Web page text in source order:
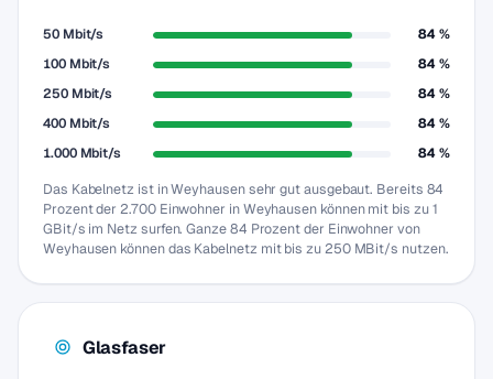
50 Mbit/s
84 %
100 Mbit/s
84 %
250 Mbit/s
84 %
400 Mbit/s
84 %
1.000 Mbit/s
84 %
Das Kabelnetz ist in Weyhausen sehr gut ausgebaut. Bereits 84
Prozent der 2.700 Einwohner in Weyhausen können mit bis zu 1
GBit/s im Netz surfen. Ganze 84 Prozent der Einwohner von
Weyhausen können das Kabelnetz mit bis zu 250 MBit/s nutzen.
Glasfaser